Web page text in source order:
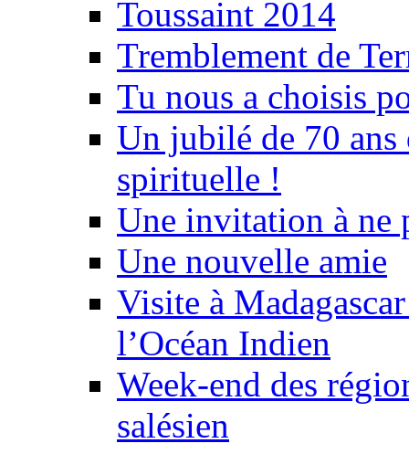
Toussaint 2014
Tremblement de
Tu nous a choisis
Un jubilé de 70 ans
spirituelle !
Une invitation à ne
Une nouvelle amie
Visite à
l’Océan Indien
Week-end des
salésien